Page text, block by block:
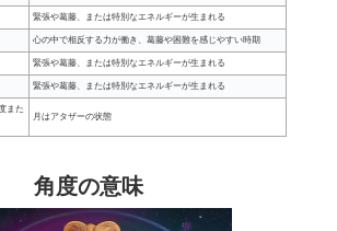
緊張や葛藤、または特別なエネルギーが生まれる
心の中で相反する力が働き、葛藤や困難を感じやすい時期
緊張や葛藤、または特別なエネルギーが生まれる
緊張や葛藤、または特別なエネルギーが生まれる
また
月はアタザーの状態
角度の意味